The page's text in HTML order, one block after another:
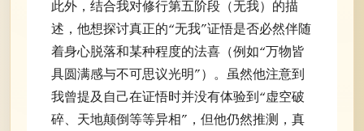
此外，结合我对修行第五阶段（无我）的描
述，他想探讨真正的“无我”证悟是否必然伴随
着身心脱落和某种程度的法喜（例如“万物皆
具圆满感与不可思议光明”）。虽然他注意到
我曾提及自己在证悟时并没有体验到“虚空破
碎、天地颠倒等等异相”，但他仍然推测，真